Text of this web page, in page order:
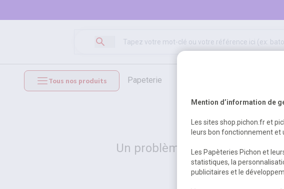
Tous nos produits papeterie
mobilier et équipements hygiène,
Un problème serveur est
Mention d’information de
Les sites shop.pichon.fr et
leurs bon fonctionnement et
Les Papèteries Pichon et
statistiques, la
publicitaires et le